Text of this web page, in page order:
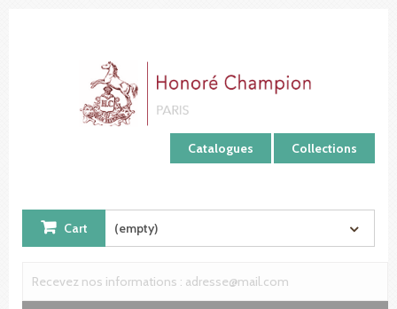
Catalogues Collections
Cart (empty)